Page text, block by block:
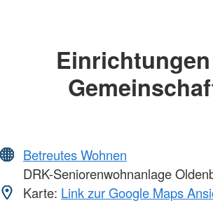
Betreutes Wohnen
DRK-Seniorenwohnanlage
Karte: Link zur Google Maps